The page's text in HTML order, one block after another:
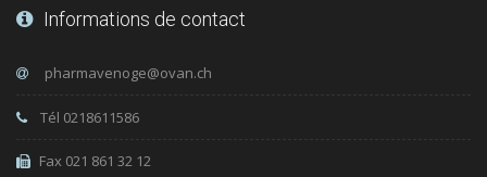
Informations de contact
Tél 0218611586
Fax 021 861 32 12